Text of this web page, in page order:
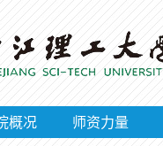
概况 师资力量